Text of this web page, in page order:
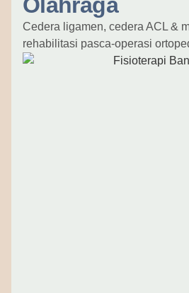
Olahraga
Cedera ligamen, cedera ACL &
rehabilitasi pasca-operasi